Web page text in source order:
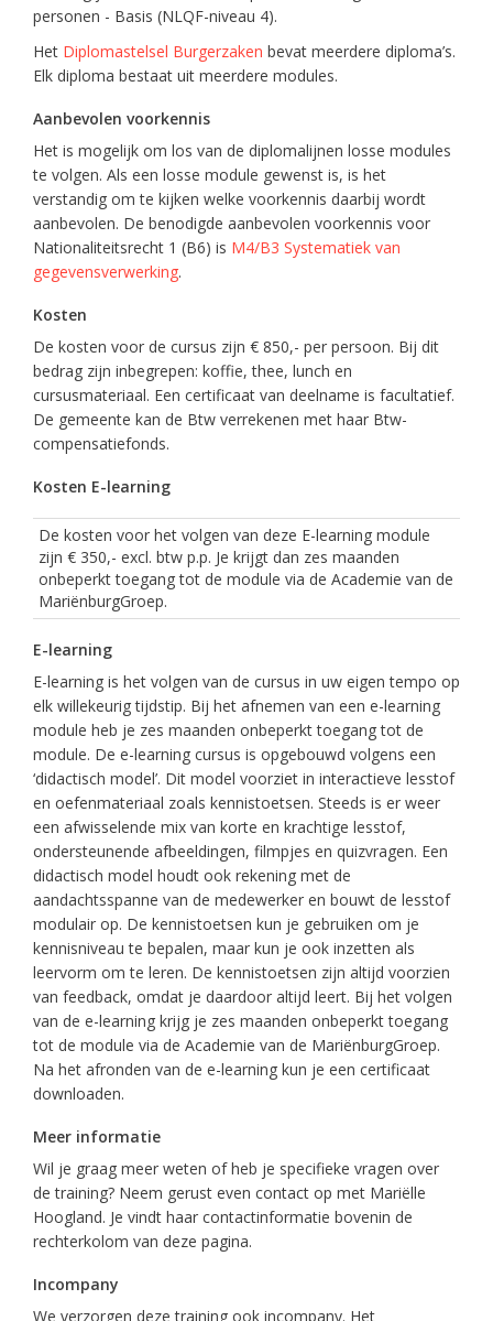
personen - Basis (NLQF-niveau 4).
Het Diplomastelsel Burgerzaken bevat meerdere diploma’s.
Elk diploma bestaat uit meerdere modules.
Aanbevolen voorkennis
Het is mogelijk om los van de diplomalijnen losse modules
te volgen. Als een losse module gewenst is, is het
verstandig om te kijken welke voorkennis daarbij wordt
aanbevolen. De benodigde aanbevolen voorkennis voor
Nationaliteitsrecht 1 (B6) is M4/B3 Systematiek van
gegevensverwerking.
Kosten
De kosten voor de cursus zijn € 850,- per persoon. Bij dit
bedrag zijn inbegrepen: koffie, thee, lunch en
cursusmateriaal. Een certificaat van deelname is facultatief.
De gemeente kan de Btw verrekenen met haar Btw-
compensatiefonds.
Kosten E-learning
De kosten voor het volgen van deze E-learning module
zijn € 350,- excl. btw p.p. Je krijgt dan zes maanden
onbeperkt toegang tot de module via de Academie van de
MariënburgGroep.
E-learning
E-learning is het volgen van de cursus in uw eigen tempo op
elk willekeurig tijdstip. Bij het afnemen van een e-learning
module heb je zes maanden onbeperkt toegang tot de
module. De e-learning cursus is opgebouwd volgens een
‘didactisch model’. Dit model voorziet in interactieve lesstof
en oefenmateriaal zoals kennistoetsen. Steeds is er weer
een afwisselende mix van korte en krachtige lesstof,
ondersteunende afbeeldingen, filmpjes en quizvragen. Een
didactisch model houdt ook rekening met de
aandachtsspanne van de medewerker en bouwt de lesstof
modulair op. De kennistoetsen kun je gebruiken om je
kennisniveau te bepalen, maar kun je ook inzetten als
leervorm om te leren. De kennistoetsen zijn altijd voorzien
van feedback, omdat je daardoor altijd leert. Bij het volgen
van de e-learning krijg je zes maanden onbeperkt toegang
tot de module via de Academie van de MariënburgGroep.
Na het afronden van de e-learning kun je een certificaat
downloaden.
Meer informatie
Wil je graag meer weten of heb je specifieke vragen over
de training? Neem gerust even contact op met Mariëlle
Hoogland. Je vindt haar contactinformatie bovenin de
rechterkolom van deze pagina.
Incompany
We verzorgen deze training ook incompany. Het